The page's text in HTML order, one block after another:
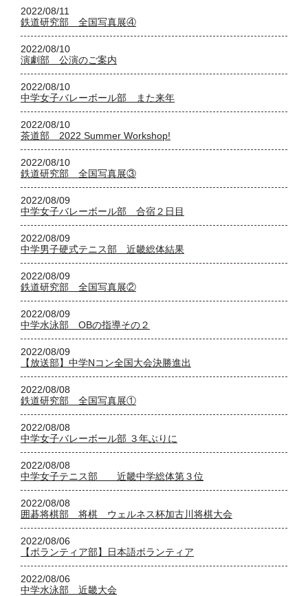
2022/08/11
鉄道研究部 全国写真展④
2022/08/10
演劇部 公演のご案内
2022/08/10
中学女子バレーボール部 また来年
2022/08/10
茶道部 2022 Summer Workshop!
2022/08/10
鉄道研究部 全国写真展③
2022/08/09
中学女子バレーボール部 合宿２日目
2022/08/09
中学男子硬式テニス部 近畿総体結果
2022/08/09
鉄道研究部 全国写真展②
2022/08/09
中学水泳部 OBの指導その２
2022/08/09
【放送部】中学Nコン全国大会決勝進出
2022/08/08
鉄道研究部 全国写真展①
2022/08/08
中学女子バレーボール部 ３年ぶりに
2022/08/08
中学女子テニス部 近畿中学総体第３位
2022/08/08
囲碁将棋部 将棋 ウェルネス杯加古川将棋大会
2022/08/06
【ボランティア部】日本語ボランティア
2022/08/06
中学水泳部 近畿大会